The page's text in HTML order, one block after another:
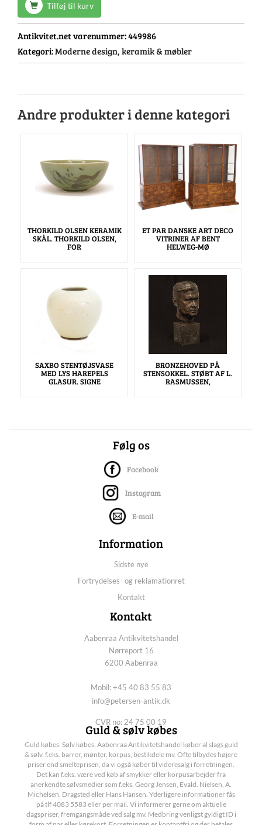
Tilføj til kurv
Antikvitet.net varenummer:449986
Kategori:Moderne design, keramik & møbler
Andre produkter i denne kategori
THORKILD OLSEN KERAMIK
SKÅL. THORKILD OLSEN,
FOR
ET PAR DANSKE ART DECO
VITRINER AF BENT
HELWEG-MØ
SAXBO STENTØJSVASE
MED LYS HAREPELS
GLASUR. SIGNE
BRONZEHOVED PÅ
STENSOKKEL. STØBT AF L.
RASMUSSEN,
Følg os
Facebook
Instagram
E-mail
Information
Sidste nye
Fortrydelses- og reklamationret
Kontakt
Kontakt
Aabenraa Antikvitetshandel
Nørreport 16
6200 Aabenraa
Mobil: +45 40 83 55 83
info@petersen-antik.dk
CVR no: 24 75 00 19
Guld & sølv købes
Guld købes. Sølv købes. Aabenraa Antikvitetshandel køber al slags guld
& sølv, f.eks. barrer, mønter, korpus, bestikdele mv. Ofte tilbydes højere
priser end smelteprisen, da vi også køber til videresalg i forretningen.
Det kan f.eks. være ved køb af smykker eller korpusarbejder fra
anerkendte sølvsmedier som f.eks. Georg Jensen, Evald. Nielsen, A.
Michelsen, Dragsted eller Hans Hansen. Yderligere informationer fås
på tlf 4083 5583 eller per mail. Vi informerer gerne om aktuelle
dagspriser, fremgangsmåde ved salg mv. Medbring venligst gyldigt ID i